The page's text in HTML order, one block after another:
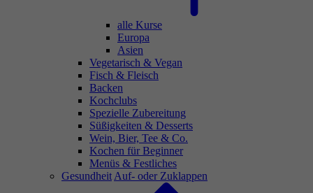
alle Kurse
Europa
Asien
Vegetarisch & Vegan
Fisch & Fleisch
Backen
Kochclubs
Spezielle Zubereitung
Süßigkeiten & Desserts
Wein, Bier, Tee & Co.
Kochen für Beginner
Menüs & Festliches
Gesundheit Auf- oder Zuklappen